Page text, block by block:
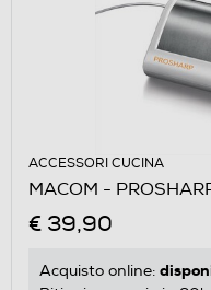
ACCESSORI CUCINA
MACOM -
€ 39,90
Acquisto online: